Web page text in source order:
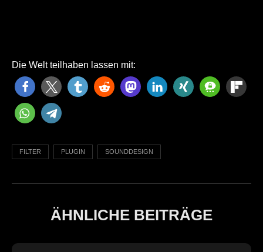
Die Welt teilhaben lassen mit:
FILTER PLUGIN SOUNDDESIGN
ÄHNLICHE BEITRÄGE